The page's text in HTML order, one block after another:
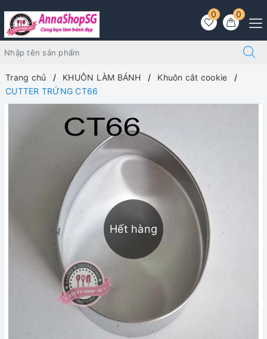
0
0
Trang chủ KHUÔN LÀM BÁNH
Khuôn cắt cookie
CUTTER TRỨNG CT66
Hết hàng